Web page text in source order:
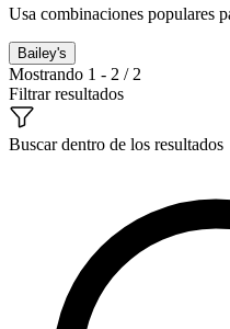
Usa combinaciones populares
Bailey's
Mostrando 1 - 2 / 2
Filtrar resultados
Buscar dentro de los resultados